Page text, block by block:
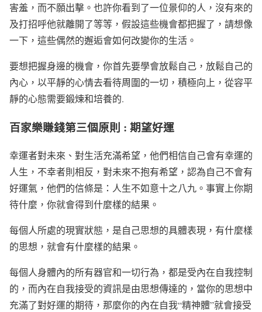
害羞，而不願出擊。也許你看到了一位景仰的人，沒有來的
及打招呼他就離開了等等，假設這些機會都把握了，請想像
一下，這些偶然的邂逅會如何改變你的生活。
要想把握身邊的機會，你首先要學會放鬆自己，放鬆自己的
內心，以平靜的心情去看待周圍的一切，積極向上，從容平
靜的心態需要鍛煉和培養的.
百家樂賺錢第三個原則 : 期望好運
幸運者對未來、對生活充滿希望，他們相信自己會有幸運的
人生，不幸者則相反，對未來不抱有希望，認為自己不會有
好運氣，他們的信條是：人生不如意十之八九。事實上你期
待什麼，你就會得到什麼樣的結果。
每個人所處的現實狀態，是自己思想的具體表現，有什麼樣
的思想，就會有什麼樣的結果。
每個人身體內的所有器官和一切行為，都是受內在自我控制
的，而內在自我接受的資訊是由思想傳達的，當你的思想中
充滿了對好運的期待，那麼你的內在自我“精神體”就會接受